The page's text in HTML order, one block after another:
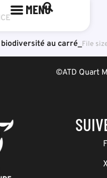
MENU
au carré_ File
©ATD Quart